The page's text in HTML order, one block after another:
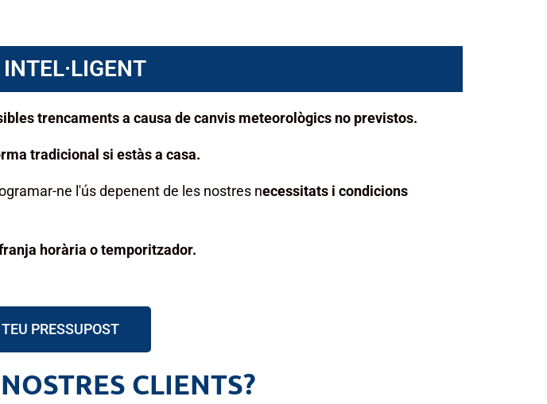
trencaments a causa de canvis meteorològics no previstos.
tradicional si estàs a casa.
ne l'ús depenent de les nostres necessitats i condicions
horària o temporitzador.
PRESSUPOST
CLIENTS?